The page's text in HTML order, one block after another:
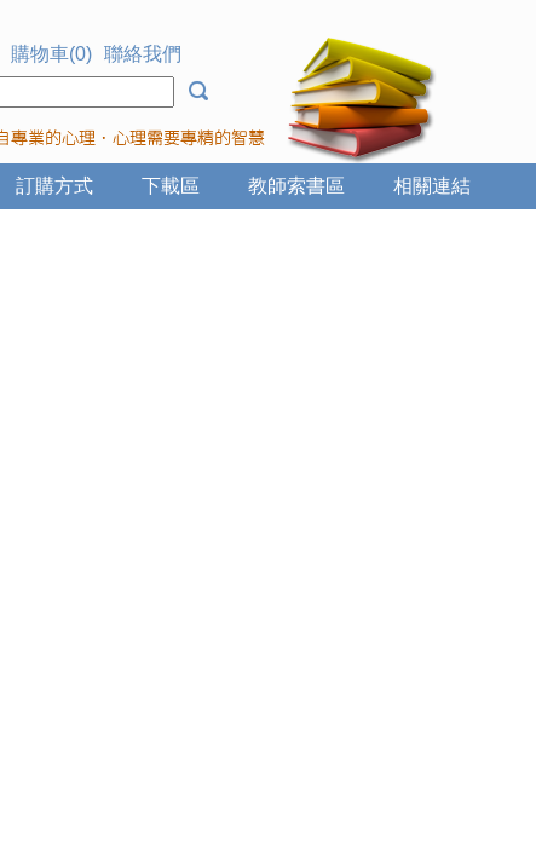
購物車(0) 聯絡我們
相關連結
教師索書區
下載區
訂購方式